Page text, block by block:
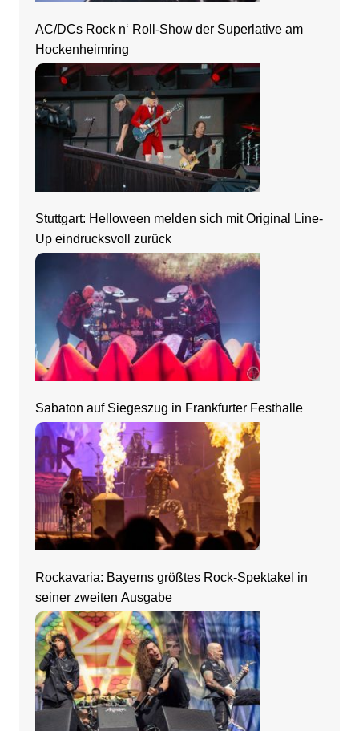
AC/DCs Rock n‘ Roll-Show der Superlative am
Hockenheimring
Stuttgart: Helloween melden sich mit Original Line-
Up eindrucksvoll zurück
Sabaton auf Siegeszug in Frankfurter Festhalle
Rockavaria: Bayerns größtes Rock-Spektakel in
seiner zweiten Ausgabe